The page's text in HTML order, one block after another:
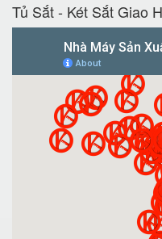
Tủ Sắt - Két Sắt Giao